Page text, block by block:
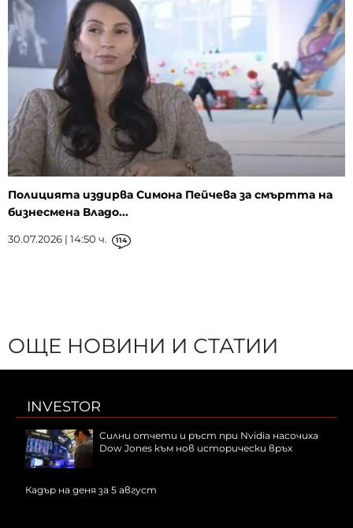
Полицията издирва Симона Пейчева за смъртта на
бизнесмена Владо...
30.07.2026 | 14:50 ч. 114
ОЩЕ НОВИНИ И СТАТИИ
INVESTOR
Силни отчети и ръст при Nvidia насочиха
Dow Jones към нов исторически връх
Кадър на деня за 5 август